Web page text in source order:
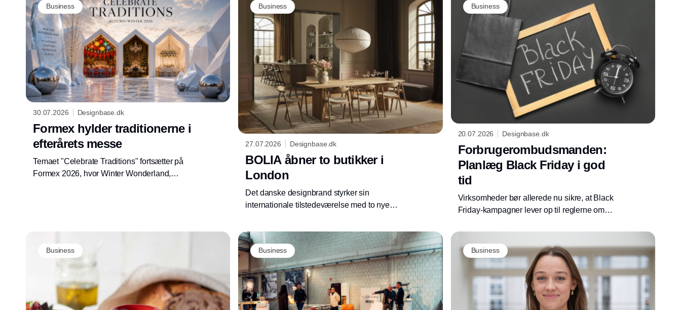
elementer, når Formland Autumn samler
branchen i Herning 16.-18. august 2026.
Business
30.07.2026 Designbase.dk
Formex hylder traditionerne i
efterårets messe
Temaet "Celebrate Traditions" fortsætter på
Formex 2026, hvor Winter Wonderland,
Business
27.07.2026 Designbase.dk
BOLIA åbner to butikker i
London
Det danske designbrand styrker sin
internationale tilstedeværelse med to nye
britiske marked.
Business
20.07.2026 Designbase.dk
Forbrugerombudsmanden:
Planlæg Black Friday i god
tid
Virksomheder bør allerede nu sikre, at Black
Friday-kampagner lever op til reglerne om
uunderbyggede besparelser kan føre til
indgreb fra Forbrugerombudsmanden.
Business Business Business